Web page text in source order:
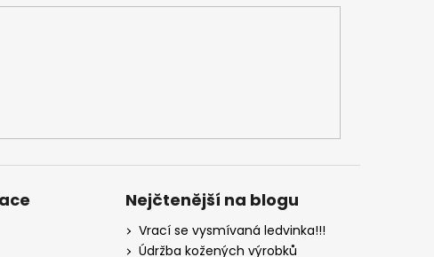
Nejčtenější na blogu
Vrací se vysmívaná ledvinka!!!
Údržba kožených výrobků